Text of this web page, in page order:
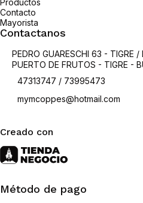
Productos
Contacto
Mayorista
Contactanos
PEDRO GUARESCHI 63 - TIGRE /
PUERTO DE FRUTOS - TIGRE -
47313747 / 73995473
mymcoppes@hotmail.com
Creado con
Método de pago